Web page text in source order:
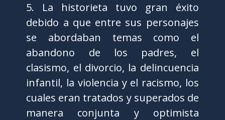
5. La historieta tuvo gran éxito
debido a que entre sus personajes
se abordaban temas como el
abandono de los padres, el
clasismo, el divorcio, la delincuencia
infantil, la violencia y el racismo, los
cuales eran tratados y superados de
manera conjunta y optimista